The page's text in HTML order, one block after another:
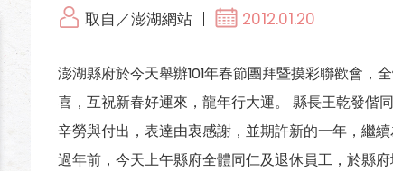
取自／澎湖網站 2012.01.20
澎湖縣府於今天舉辦101年春節團拜暨摸彩聯歡會，
喜，互祝新春好運來，龍年行大運。 縣長王乾發偕
辛勞與付出，表達由衷感謝，並期許新的一年，繼
過年前，今天上午縣府全體同仁及退休員工，於縣